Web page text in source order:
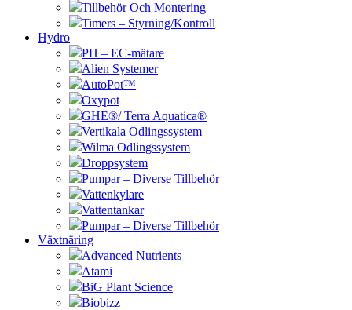
Tillbehör Och Montering
Timers – Styrning/Kontroll
Hydro
PH – EC-mätare
Alien Systemer
AutoPot™
Oxypot
GHE®/ Terra Aquatica®
Vertikala Odlingssystem
Wilma Odlingssystem
Droppsystem
Pumpar – Diverse Tillbehör
Vattenkylare
Vattentankar
Pumpar – Diverse Tillbehör
Växtnäring
Advanced Nutrients
Atami
BiG Plant Science
Biobizz